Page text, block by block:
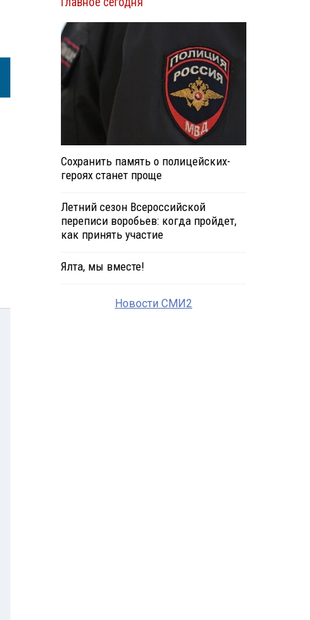
Сохранить память о полицейских-
героях станет проще
Летний сезон Всероссийской
переписи воробьев: когда пройдет,
как принять участие
Ялта, мы вместе!
Новости СМИ2